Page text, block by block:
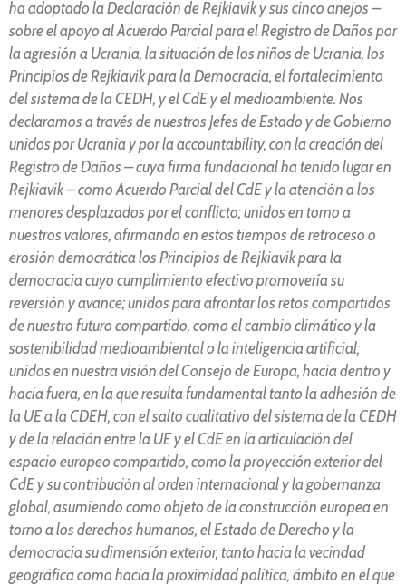
ha adoptado la Declaración de Rejkiavik y sus cinco anejos –
sobre el apoyo al Acuerdo Parcial para el Registro de Daños por
la agresión a Ucrania, la situación de los niños de Ucrania, los
Principios de Rejkiavik para la Democracia, el fortalecimiento
del sistema de la CEDH, y el CdE y el medioambiente. Nos
declaramos a través de nuestros Jefes de Estado y de Gobierno
unidos por Ucrania y por la accountability, con la creación del
Registro de Daños – cuya firma fundacional ha tenido lugar en
Rejkiavik – como Acuerdo Parcial del CdE y la atención a los
menores desplazados por el conflicto; unidos en torno a
nuestros valores, afirmando en estos tiempos de retroceso o
erosión democrática los Principios de Rejkiavik para la
democracia cuyo cumplimiento efectivo promovería su
reversión y avance; unidos para afrontar los retos compartidos
de nuestro futuro compartido, como el cambio climático y la
sostenibilidad medioambiental o la inteligencia artificial;
unidos en nuestra visión del Consejo de Europa, hacia dentro y
hacia fuera, en la que resulta fundamental tanto la adhesión de
la UE a la CDEH, con el salto cualitativo del sistema de la CEDH
y de la relación entre la UE y el CdE en la articulación del
espacio europeo compartido, como la proyección exterior del
CdE y su contribución al orden internacional y la gobernanza
global, asumiendo como objeto de la construcción europea en
torno a los derechos humanos, el Estado de Derecho y la
democracia su dimensión exterior, tanto hacia la vecindad
geográfica como hacia la proximidad política, ámbito en el que